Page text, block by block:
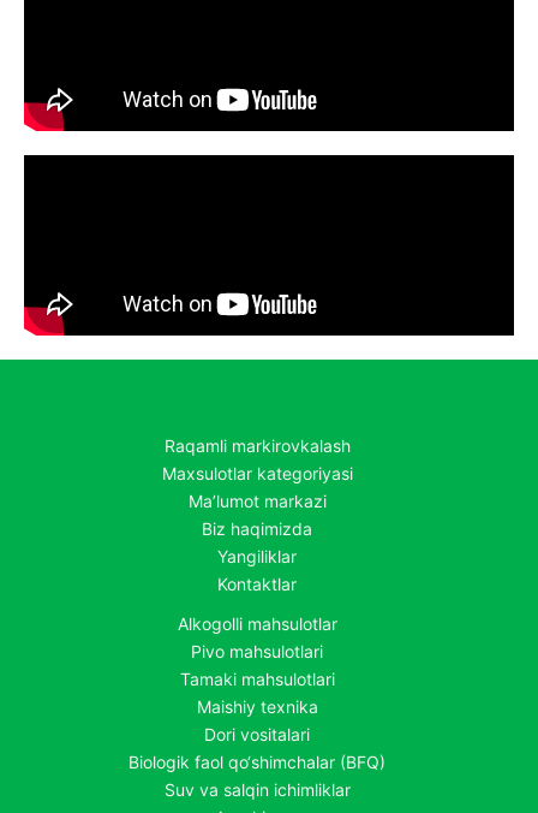
Raqamli markirovkalash
Maxsulotlar kategoriyasi
Ma’lumot markazi
Biz haqimizda
Yangiliklar
Kontaktlar
Alkogolli mahsulotlar
Pivo mahsulotlari
Tamaki mahsulotlari
Maishiy texnika
Dori vositalari
Biologik faol qo‘shimchalar (BFQ)
Suv va salqin ichimliklar